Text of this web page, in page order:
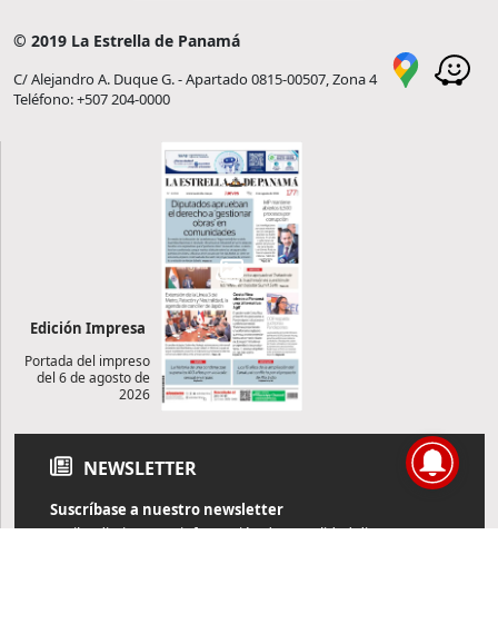
© 2019 La Estrella de Panamá
C/ Alejandro A. Duque G. - Apartado 0815-00507, Zona 4
Teléfono: +507 204-0000
Edición Impresa
Portada del impreso
del 6 de agosto de
2026
NEWSLETTER
Suscríbase a nuestro newsletter
Reciba diariamente información de actualidad directamente en